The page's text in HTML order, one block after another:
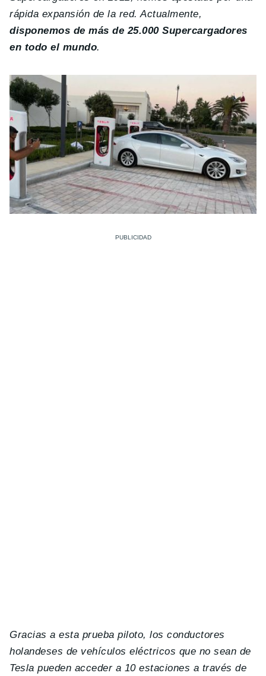
rápida expansión de la red. Actualmente,
disponemos de más de 25.000 Supercargadores
en todo el mundo.
Gracias a esta prueba piloto, los conductores
holandeses de vehículos eléctricos que no sean de
Tesla pueden acceder a 10 estaciones a través de